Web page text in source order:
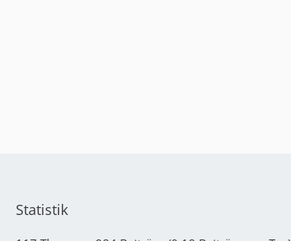
Statistik